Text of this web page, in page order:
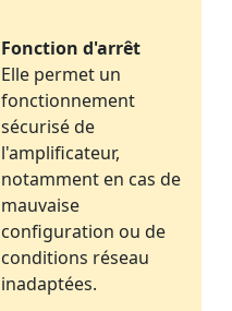
Fonction d'arrêt
Elle permet un
fonctionnement
sécurisé de
l'amplificateur,
notamment en cas de
mauvaise
configuration ou de
conditions réseau
inadaptées.